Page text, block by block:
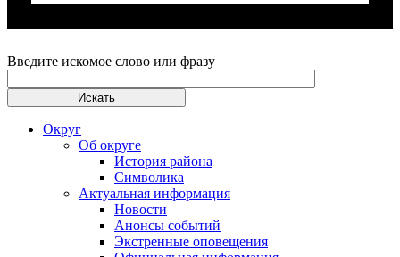
Введите искомое слово или фразу
Округ
Об округе
История района
Символика
Актуальная информация
Новости
Анонсы событий
Экстренные оповещения